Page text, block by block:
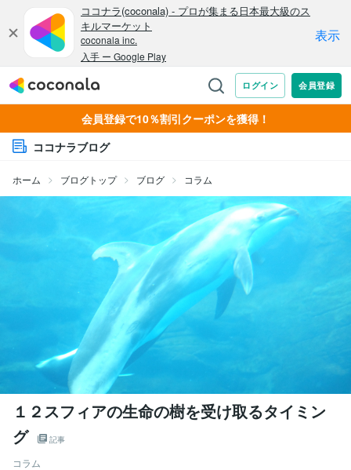
会員登録で10％割引クーポンを獲得！
ココナラブログ
ホーム ブログトップ ブログ コラム
１２スフィアの生命の樹を受け取るタイミン
グ
記事
コラム